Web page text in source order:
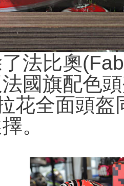
法比奧
國旗配色
花全面頭
。